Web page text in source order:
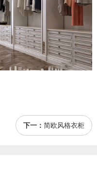
下一： 简欧风格衣柜